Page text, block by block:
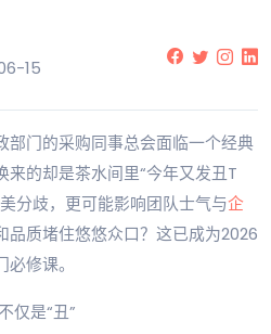
15
部门的采购同事总会面临一个经典
来的却是茶水间里“今年又发丑T
分歧，更可能影响团队士气与企
品质堵住悠悠众口？这已成为2026
修课。
仅是“丑”